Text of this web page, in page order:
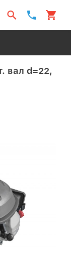
вал d=22,